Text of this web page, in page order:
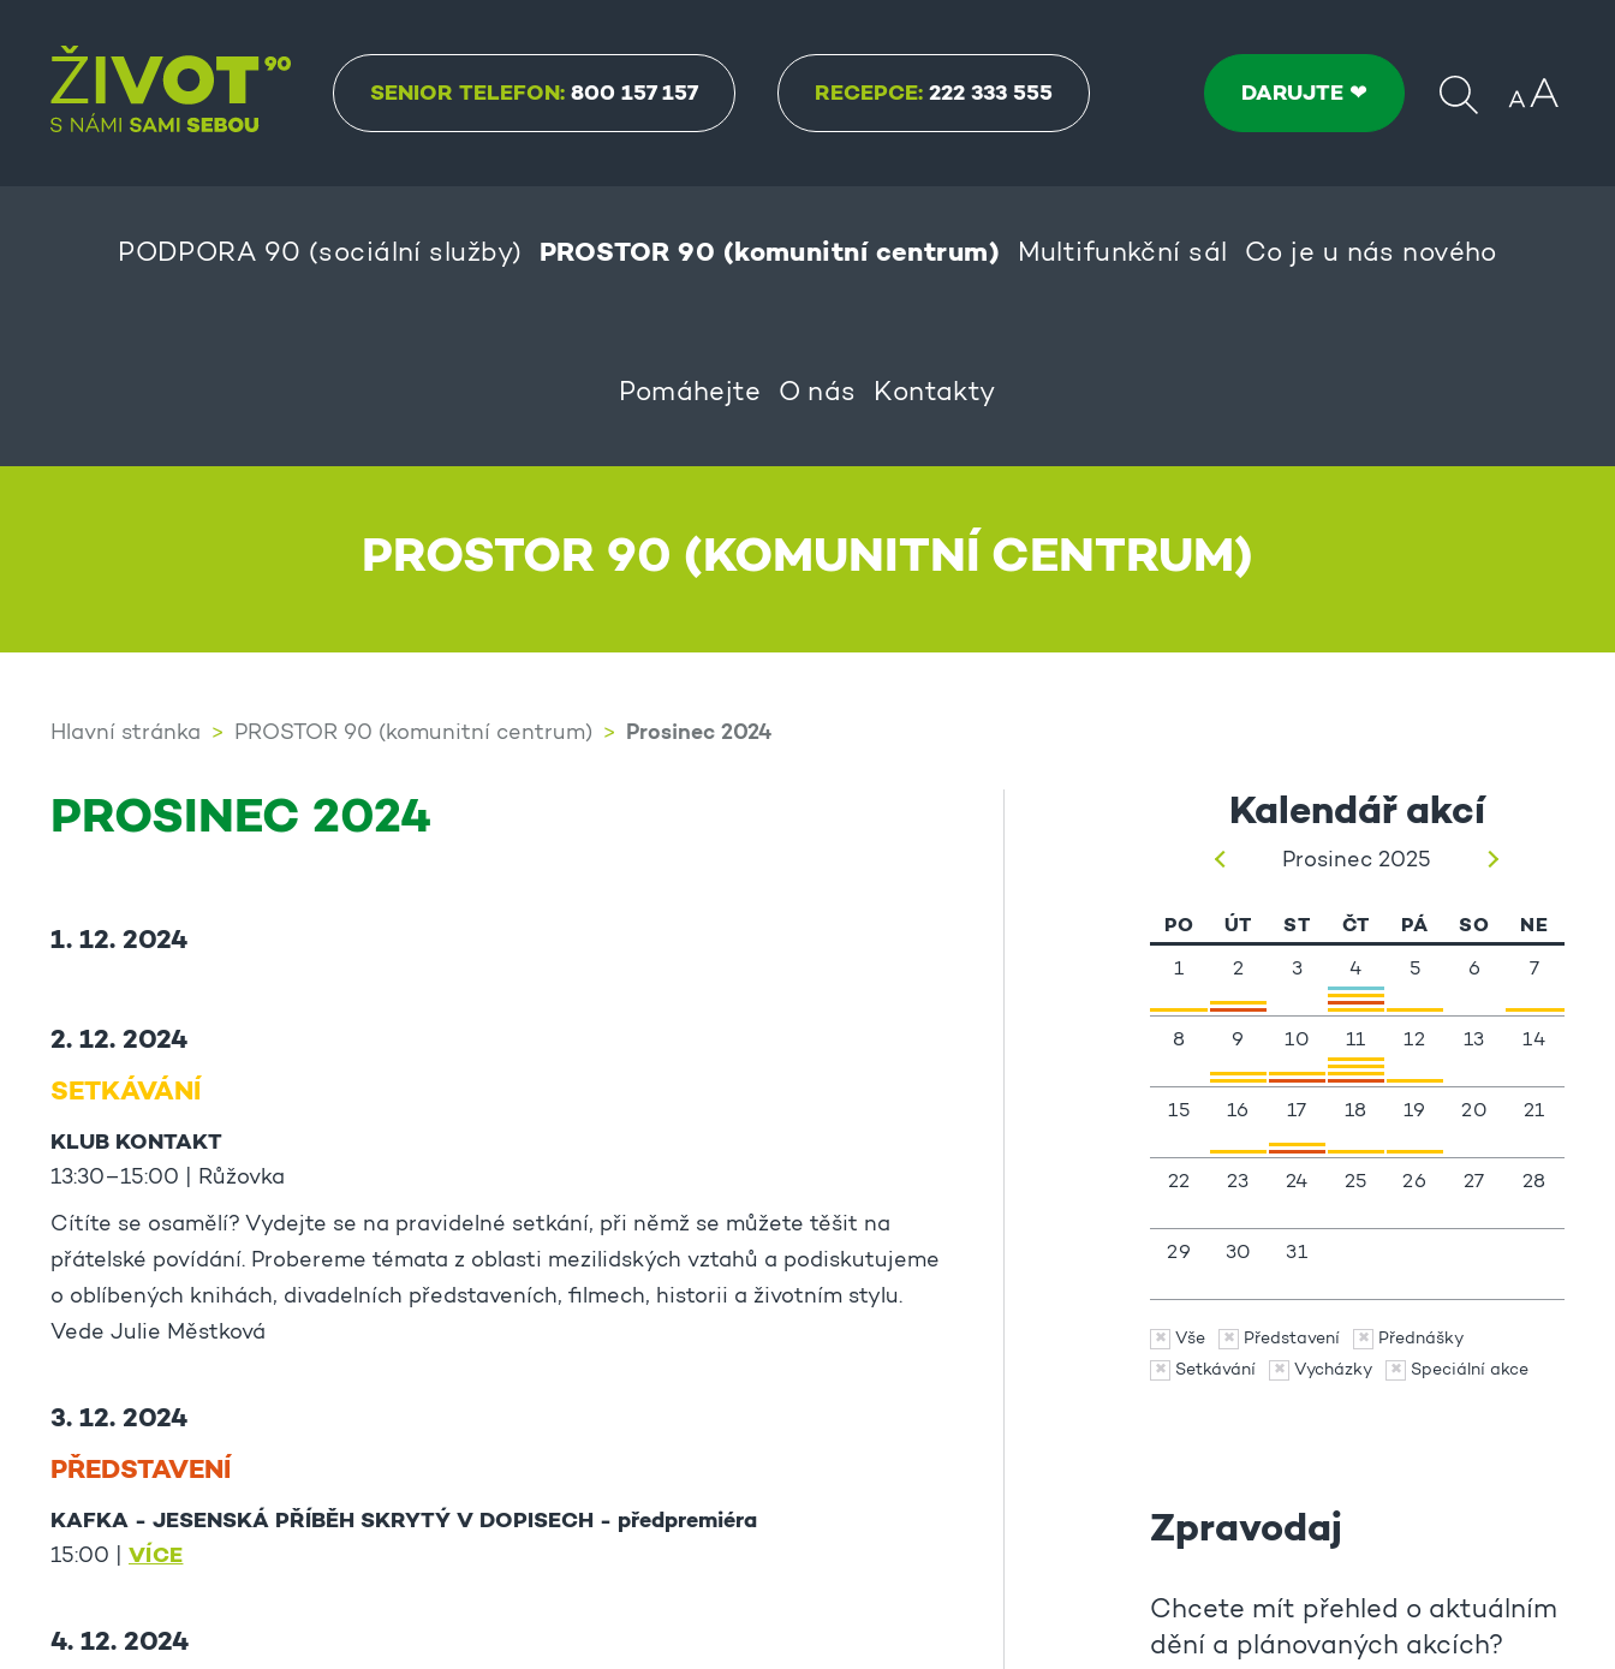
SENIOR TELEFON: 800 157 157 RECEPCE: 222 333 555 DARUJTE ❤
PODPORA 90 (sociální služby) PROSTOR 90 (komunitní centrum) Multifunkční sál Co je u nás nového
Pomáhejte O nás Kontakty
PROSTOR 90 (KOMUNITNÍ CENTRUM)
Hlavní stránka PROSTOR 90 (komunitní centrum) Prosinec 2024
PROSINEC 2024
1. 12. 2024
2. 12. 2024
SETKÁVÁNÍ
KLUB KONTAKT
13:30–15:00 | Růžovka
Cítíte se osamělí? Vydejte se na pravidelné setkání, při němž se můžete těšit na
přátelské povídání. Probereme témata z oblasti mezilidských vztahů a podiskutujeme
o oblíbených knihách, divadelních představeních, filmech, historii a životním stylu.
Vede Julie Městková
3. 12. 2024
PŘEDSTAVENÍ
KAFKA - JESENSKÁ PŘÍBĚH SKRYTÝ V DOPISECH - předpremiéra
15:00 | VÍCE
4. 12. 2024
Kalendář akcí
Prosinec 2025
PO ÚT ST ČT PÁ SO NE
1 2 3 4 5 6 7
8 9 10 11 12 13 14
15 16 17 18 19 20 21
22 23 24 25 26 27 28
29 30 31
Vše Představení
Přednášky
Setkávání
Vycházky Speciální akce
Zpravodaj
Chcete mít přehled o aktuálním
dění a plánovaných akcích?